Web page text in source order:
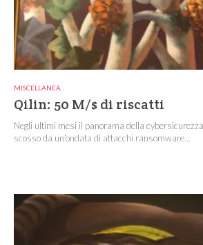
MISCELLANEA
Qilin: 50 M/$ di riscatti
Negli ultimi mesi il panorama della
scosso da un’ondata di attacchi ransomware...